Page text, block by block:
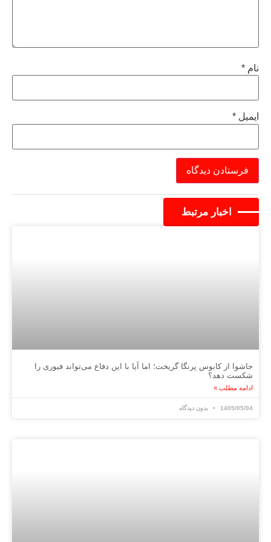
نام *
ایمیل *
اخبار مرتبط
جاشوا از کابوس پرنگا گریخت؛ اما آیا با این دفاع می‌تواند فیوری را
شکست دهد؟
ادامه مطلب »
1405/05/04 بدون دیدگاه